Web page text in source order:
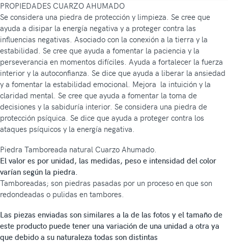
PROPIEDADES CUARZO AHUMADO
Se considera una piedra de protección y limpieza. Se cree que
ayuda a disipar la energía negativa y a proteger contra las
influencias negativas. Asociado con la conexión a la tierra y la
estabilidad. Se cree que ayuda a fomentar la paciencia y la
perseverancia en momentos difíciles. Ayuda a fortalecer la fuerza
interior y la autoconfianza. Se dice que ayuda a liberar la ansiedad
y a fomentar la estabilidad emocional. Mejora la intuición y la
claridad mental. Se cree que ayuda a fomentar la toma de
decisiones y la sabiduría interior. Se considera una piedra de
protección psíquica. Se dice que ayuda a proteger contra los
ataques psíquicos y la energía negativa.
Piedra Tamboreada natural Cuarzo Ahumado.
El valor es por unidad, las medidas, peso e intensidad del color
varían según la piedra.
Tamboreadas; son piedras pasadas por un proceso en que son
redondeadas o pulidas en tambores.
Las piezas enviadas son similares a la de las fotos y el tamaño de
este producto puede tener una variación de una unidad a otra ya
que debido a su naturaleza todas son distintas